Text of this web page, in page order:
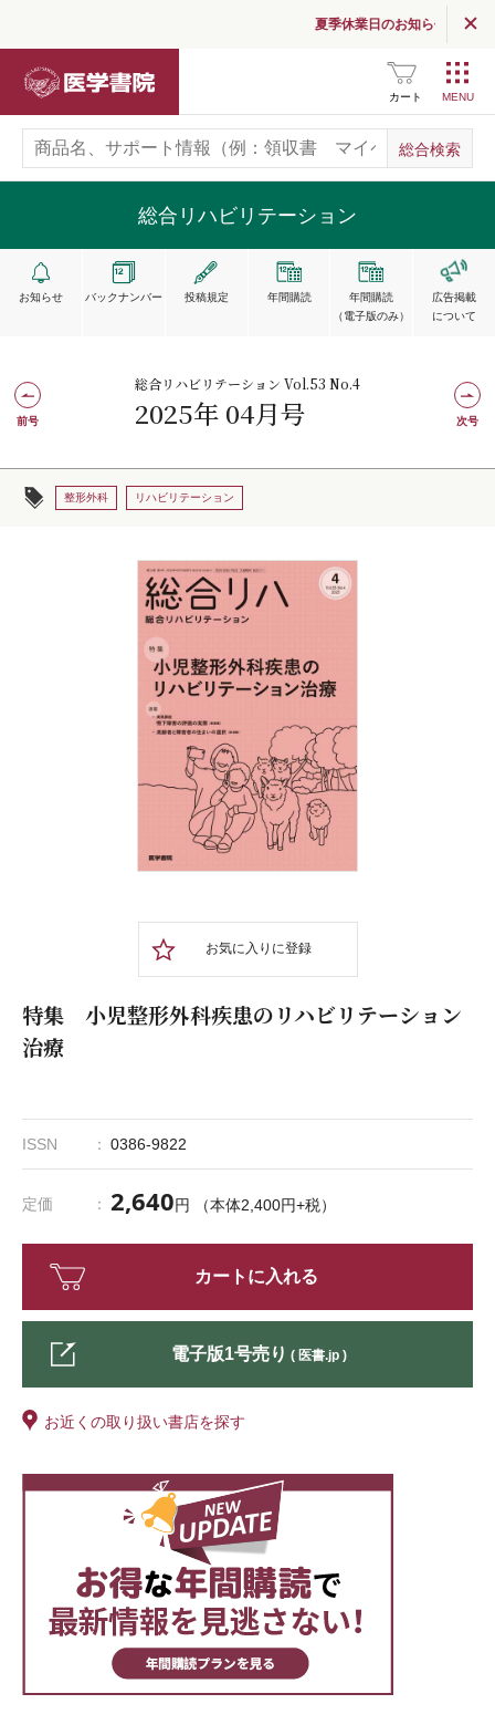
夏季休業日のお知らせ
カート
総合リハビリテーション
お知らせ バックナンバー 投稿規定 年間購読
年間購読
（電子版のみ）
広告掲載
について
総合リハビリテーション Vol.53 No.4
2025年 04月号
前号 次号
整形外科 リハビリテーション
お気に入りに登録
特集 小児整形外科疾患のリハビリテーション
治療
ISSN 0386-9822
定価 2,640円 （本体2,400円+税）
カートに入れる
電子版1号売り ( 医書.jp )
お近くの取り扱い書店を探す